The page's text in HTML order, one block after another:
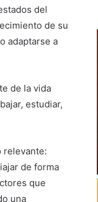
del
de su
adaptarse a
de la vida
estudiar,
relevante:
de forma
que
una